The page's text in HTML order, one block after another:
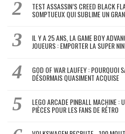
TEST ASSASSIN’S CREED BLACK
SOMPTUEUX QUI SUBLIME UN
IL Y A 25 ANS, LA GAME BOY
JOUEURS : EMPORTER LA SUPER
GOD OF WAR LAUFEY : POURQUOI
DÉSORMAIS QUASIMENT ACQUISE
LEGO ARCADE PINBALL MACHINE :
PIÈCES POUR LES FANS DE RÉTRO